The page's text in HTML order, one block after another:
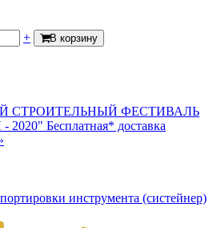
+ В корзину
СТРОИТЕЛЬНЫЙ ФЕСТИВАЛЬ
2020" Бесплатная* доставка
инструмента (систейнер)